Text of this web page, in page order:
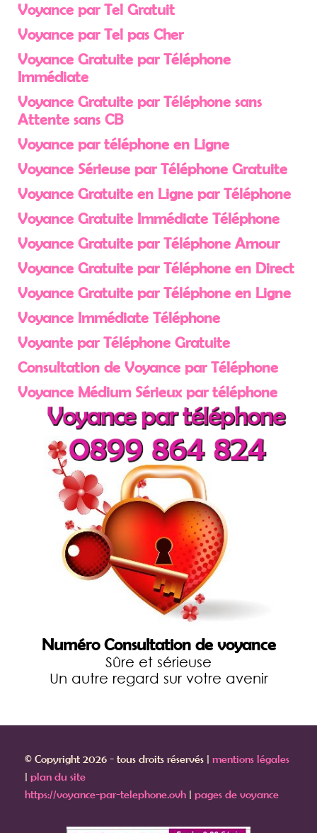
Numéro Consultation de voyance
Sûre et sérieuse
Un autre regard sur votre avenir
Voyance par Tel Gratuit
Voyance par Tel pas Cher
Voyance Gratuite par Téléphone
Immédiate
Voyance Gratuite par Téléphone sans
Attente sans CB
Voyance par téléphone en Ligne
Voyance Sérieuse par Téléphone Gratuite
Voyance Gratuite en Ligne par Téléphone
Voyance Gratuite Immédiate Téléphone
Voyance Gratuite par Téléphone Amour
Voyance Gratuite par Téléphone en Direct
Voyance Gratuite par Téléphone en Ligne
Voyance Immédiate Téléphone
Voyante par Téléphone Gratuite
Consultation de Voyance par Téléphone
Voyance Médium Sérieux par téléphone
© Copyright 2026 - tous droits réservés | mentions légales
| plan du site
https://voyance-par-telephone.ovh | pages de voyance